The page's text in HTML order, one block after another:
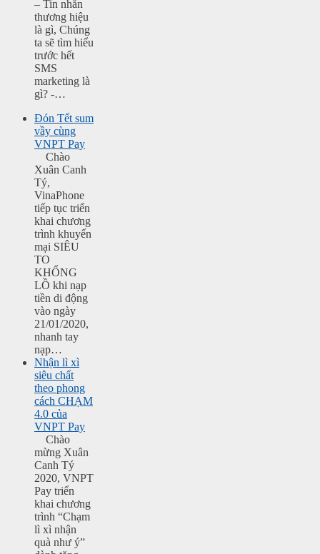
– Tin nhắn
thương hiệu
là gì, Chúng
ta sẽ tìm hiểu
trước hết
SMS
marketing là
gì? -…
Đón Tết sum
vầy cùng
VNPT Pay
Chào
Xuân Canh
Tý,
VinaPhone
tiếp tục triển
khai chương
trình khuyến
mại SIÊU
TO
KHỔNG
LỒ khi nạp
tiền di động
vào ngày
21/01/2020,
nhanh tay
nạp…
Nhận lì xì
siêu chất
theo phong
cách CHẠM
4.0 của
VNPT Pay
Chào
mừng Xuân
Canh Tý
2020, VNPT
Pay triển
khai chương
trình “Chạm
lì xì nhận
quà như ý”